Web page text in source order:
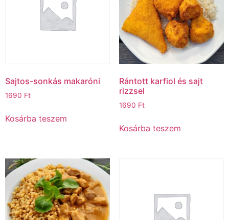
Sajtos-sonkás makaróni
1690 Ft
Kosárba teszem
Rántott karfiol és sajt
rizzsel
1690 Ft
Kosárba teszem